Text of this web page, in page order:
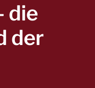
die
der